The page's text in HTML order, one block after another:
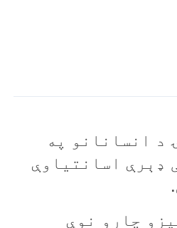
د انسانانو په
ډېرې اسانتياوې
چارو نوې